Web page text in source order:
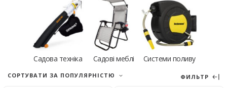
Садова техніка Садові меблі Системи поливу
СОРТУВАТИ ЗА ПОПУЛЯРНІСТЮ ФИЛЬТР